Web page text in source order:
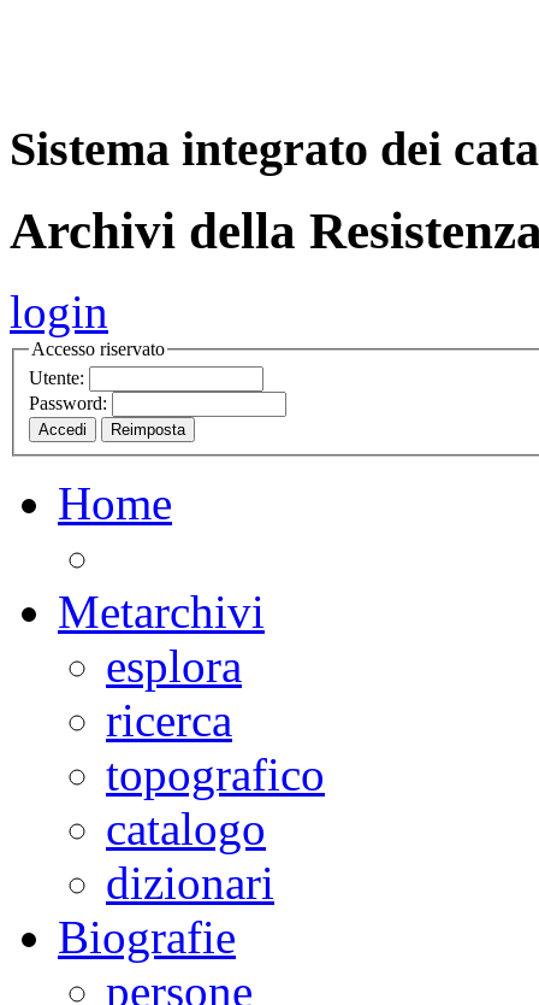
Sistema integrato dei
Archivi della
login
Accesso riservato
Utente:
Password:
Home
Metarchivi
esplora
ricerca
topografico
catalogo
dizionari
Biografie
persone